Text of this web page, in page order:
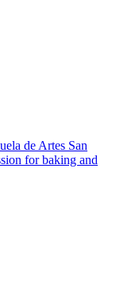
de Artes San
for baking and